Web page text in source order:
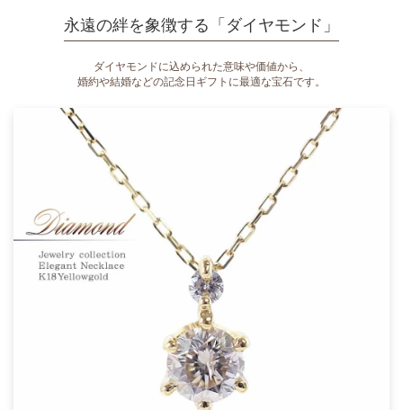
永遠の絆を象徴する「ダイヤモンド」
ダイヤモンドに込められた意味や価値から、
婚約や結婚などの記念日ギフトに最適な宝石です。